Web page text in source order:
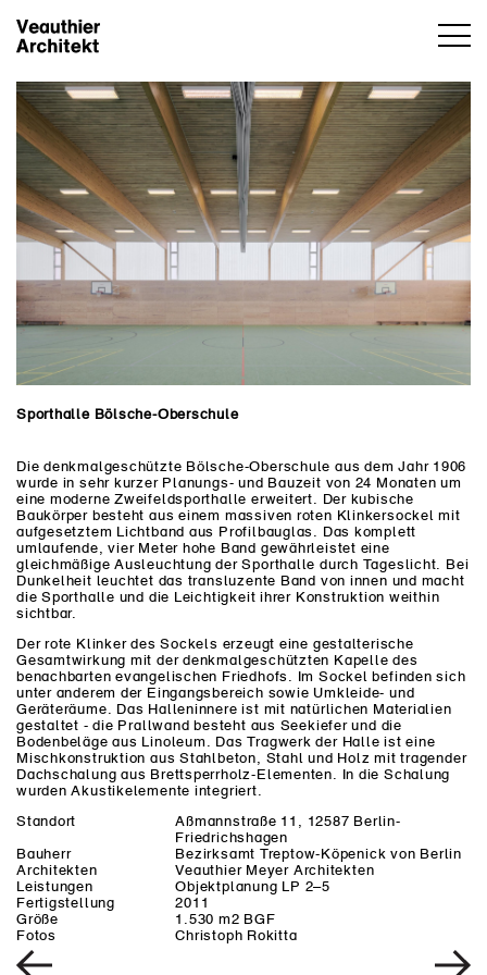
Sporthalle Bölsche-Oberschule
Die denkmalgeschützte Bölsche-Oberschule aus dem Jahr 1906
wurde in sehr kurzer Planungs- und Bauzeit von 24 Monaten um
eine moderne Zweifeldsporthalle erweitert. Der kubische
Baukörper besteht aus einem massiven roten Klinkersockel mit
aufgesetztem Lichtband aus Profilbauglas. Das komplett
umlaufende, vier Meter hohe Band gewährleistet eine
gleichmäßige Ausleuchtung der Sporthalle durch Tageslicht. Bei
Dunkelheit leuchtet das transluzente Band von innen und macht
die Sporthalle und die Leichtigkeit ihrer Konstruktion weithin
sichtbar.
Der rote Klinker des Sockels erzeugt eine gestalterische
Gesamtwirkung mit der denkmalgeschützten Kapelle des
benachbarten evangelischen Friedhofs. Im Sockel befinden sich
unter anderem der Eingangsbereich sowie Umkleide- und
Geräteräume. Das Halleninnere ist mit natürlichen Materialien
gestaltet - die Prallwand besteht aus Seekiefer und die
Bodenbeläge aus Linoleum. Das Tragwerk der Halle ist eine
Mischkonstruktion aus Stahlbeton, Stahl und Holz mit tragender
Dachschalung aus Brettsperrholz-Elementen. In die Schalung
wurden Akustikelemente integriert.
Standort
Aßmannstraße 11, 12587 Berlin-
Friedrichshagen
Bauherr
Bezirksamt Treptow-Köpenick von Berlin
Architekten
Veauthier Meyer Architekten
Leistungen
Objektplanung LP 2–5
Fertigstellung
2011
Größe
1.530 m2 BGF
Fotos
Christoph Rokitta